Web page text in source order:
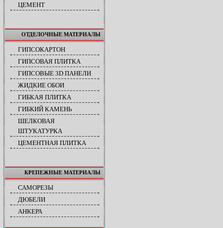
ЦЕМЕНТ
ОТДЕЛОЧНЫЕ МАТЕРИАЛЫ
ГИПСОКАРТОН
ГИПСОВАЯ ПЛИТКА
ГИПСОВЫЕ 3D ПАНЕЛИ
ЖИДКИЕ ОБОИ
ГИБКАЯ ПЛИТКА
ГИБКИЙ КАМЕНЬ
ШЕЛКОВАЯ
ШТУКАТУРКА
ЦЕМЕНТНАЯ ПЛИТКА
КРЕПЕЖНЫЕ МАТЕРИАЛЫ
САМОРЕЗЫ
ДЮБЕЛИ
АНКЕРА